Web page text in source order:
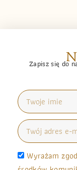
Zapisz się do
Wyrażam